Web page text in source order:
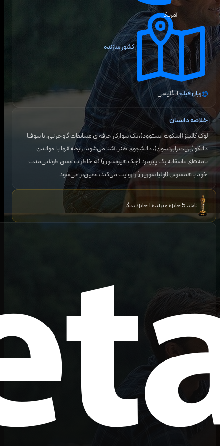
کشور سازنده
آمریکا
زبان فیلمانگلیسی
خلاصه داستان
لوک کالینز (اسکوت ایستوود)، یک سوارکار حرفه‌ای مسابقات گاوچرانی، با سوفیا
دانکو (بریت رابرتسون)، دانشجوی هنر، آشنا می‌شود. رابطه آنها با خواندن
نامه‌های عاشقانه یک پیرمرد (جک هیوستون) که خاطرات عشق طولانی‌مدت
خود با همسرش (اولیا شورین) را روایت می‌کند، عمیق‌تر می‌شود.
نامزد 5 جایزه و برنده 1 جایزه دیگر